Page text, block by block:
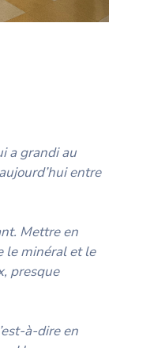
a grandi au
entre
Mettre en
le minéral et le
presque
à-dire en